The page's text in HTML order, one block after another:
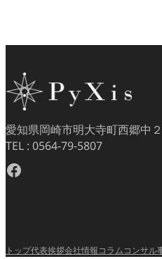
愛知県岡崎市明大寺町西郷中２
TEL : 0564-79-5807
Facebook
トップ代表挨拶会社情報コラムコンサル